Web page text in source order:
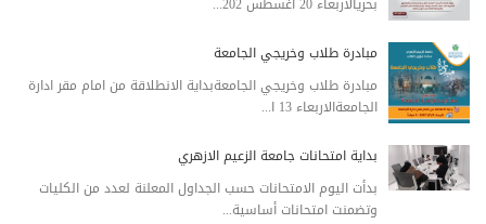
مبادرة طلاب وخريجي الجامعة
مبادرة طلاب وخريجي الجامعةبداية الانطلاقة من امام مقر ادارة
الجامعةالاربعاء 13 ا...
بداية امتحانات جامعة الزعيم الازهري
بدأت اليوم الامتحانات حسب الجداول المعلنة لعدد من الكليات
وتضمنت امتحانات أساسية...